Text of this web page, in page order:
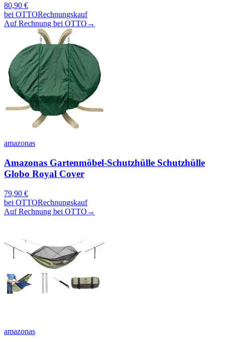
80,90 €
bei OTTORechnungskauf
Auf Rechnung bei OTTO →
amazonas
Amazonas Gartenmöbel-Schutzhülle Schutzhülle
Globo Royal Cover
79,90 €
bei OTTORechnungskauf
Auf Rechnung bei OTTO →
amazonas